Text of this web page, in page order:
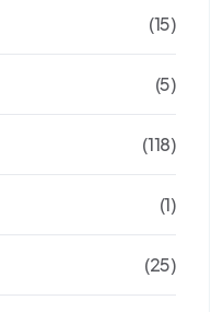
(15)
(5)
(118)
(1)
(25)